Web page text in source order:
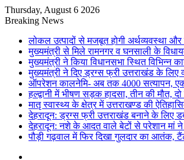
Thursday, August 6 2026
Breaking News
लोकल उत्पादों से मजबूत होगी अर्थव्यवस्था और
मुख्यमंत्री से मिले रामनगर व घनसाली के
मुख्यमंत्री ने किया विधानसभा स्थित विभिन्न
मुख्यमंत्री ने दिए ड्रग्स फ्री उत्तराखंड के लिए
ऑपरेशन कालनेमि- अब तक 4000 सत्यापन, एक
हल्द्वानी में भीषण सड़क हादसा, तीन की मौत,
मातृ स्वास्थ्य के क्षेत्र में उत्तराखण्ड की
देहरादून: ड्रग्स फ्री उत्तराखंड बनाने के
देहरादून: नशे के आदत वाले बेटों से परेशान मां
पौड़ी गढ़वाल में फिर दिखा गुलदार का आतंक,